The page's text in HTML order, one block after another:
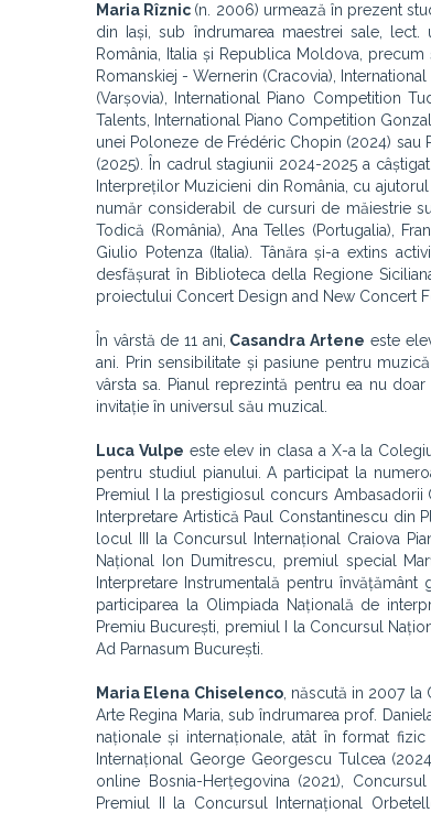
Maria Rîznic (n. 2006) urmează în prezent
din Iași, sub îndrumarea maestrei sale,
România, Italia și Republica Moldova,
Romanskiej - Wernerin (Cracovia),
(Varșovia), International Piano Competition
Talents, International Piano Competition
unei Poloneze de Frédéric Chopin (2024) sau
(2025). În cadrul stagiunii 2024-2025 a
Interpreților Muzicieni din România, cu
număr considerabil de cursuri de măiestrie
Todică (România), Ana Telles (Portugalia),
Giulio Potenza (Italia). Tânăra și-a extins
desfășurat în Biblioteca della Regione
proiectului Concert Design and New Concert
În vârstă de 11 ani, Casandra Artene este
ani. Prin sensibilitate și pasiune pentru
vârsta sa. Pianul reprezintă pentru ea nu
invitație în universul său muzical.
Luca Vulpe este elev in clasa a X-a la
pentru studiul pianului. A participat la
Premiul I la prestigiosul concurs
Interpretare Artistică Paul Constantinescu
locul III la Concursul Internațional Craiova
Național Ion Dumitrescu, premiul special
Interpretare Instrumentală pentru
participarea la Olimpiada Națională de
Premiu București, premiul I la Concursul
Ad Parnasum București.
Maria Elena Chiselenco, născută in 2007 la
Arte Regina Maria, sub îndrumarea prof.
naționale și internaționale, atât în format
Internațional George Georgescu Tulcea
online Bosnia-Herțegovina (2021),
Premiul II la Concursul Internațional